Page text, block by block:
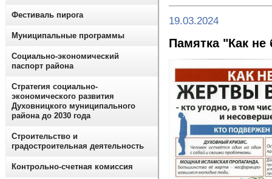
19.03.2024
Памятка "Как
Фестиваль пирога
Муниципальные программы
Социально-экономический
паспорт района
Стратегия социально-
экономического развития
Духовницкого муниципального
района до 2030 года
Строительство и
градостроительная деятельность
Контрольно-счетная комиссия